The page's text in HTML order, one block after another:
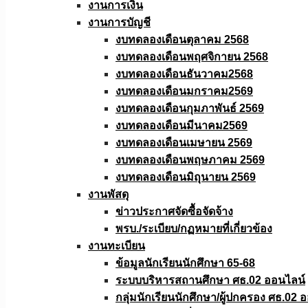
งานการเงิน
งานการบัญชี
งบทดลองเดือนตุลาคม 2568
งบทดลองเดือนพฤศจิกายน 2568
งบทดลองเดือนธันวาคม2568
งบทดลองเดือนมกราคม2569
งบทดลองเดือนกุมภาพันธ์ 2569
งบทดลองเดือนมีนาคม2569
งบทดลองเดือนเมษายน 2569
งบทดลองเดือนพฤษภาคม 2569
งบทดลองเดือนมิถุนายน 2569
งานพัสดุ
ข่าวประกาศจัดซื้อจัดจ้าง
พรบ./ระเบียบ/กฏหมายที่เกี่ยวข้อง
งานทะเบียน
ข้อมูลนักเรียนนักศึกษา 65-68
ระบบบริหารสถานศึกษา ศธ.02 ออนไลน์
กลุ่มนักเรียนนักศึกษา/ผู้ปกครอง ศธ.02